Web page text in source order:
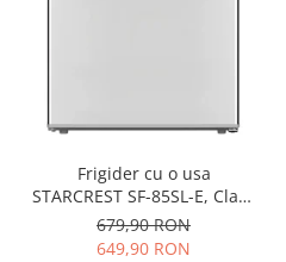
Frigider cu o usa
STARCREST SF-85SL-E, Clasa
E, Capacitate 85L, Iluminare
interioara, Compartiment
679,90 RON
649,90 RON